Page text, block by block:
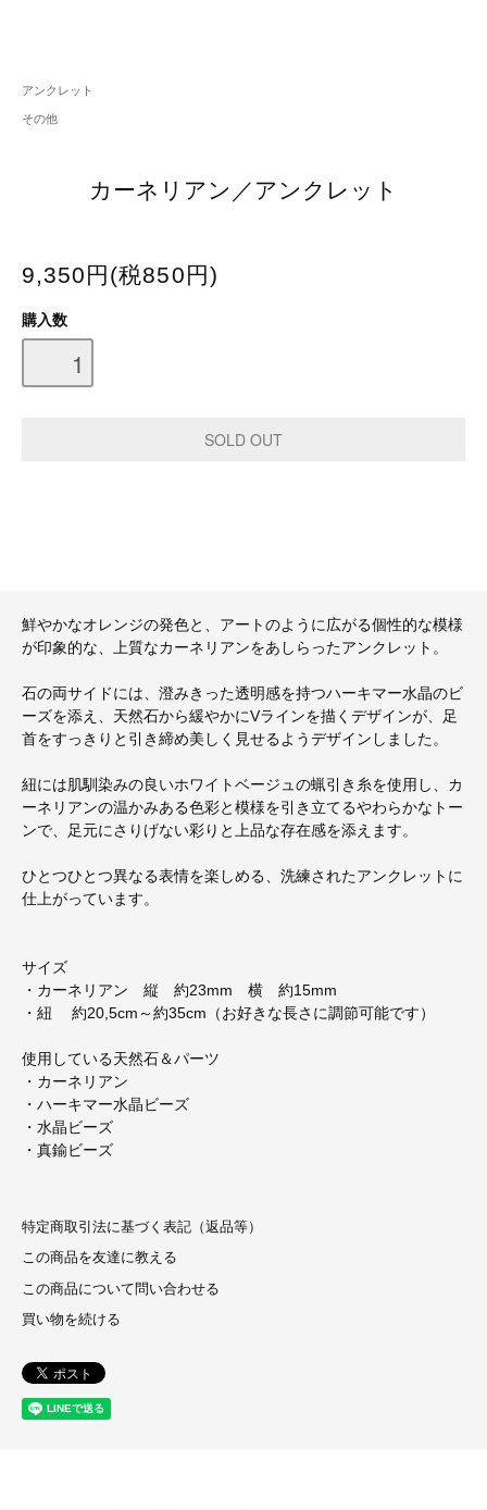
アンクレット
その他
カーネリアン／アンクレット
9,350円(税850円)
購入数
鮮やかなオレンジの発色と、アートのように広がる個性的な模様
が印象的な、上質なカーネリアンをあしらったアンクレット。
石の両サイドには、澄みきった透明感を持つハーキマー水晶のビ
ーズを添え、天然石から緩やかにVラインを描くデザインが、足
首をすっきりと引き締め美しく見せるようデザインしました。
紐には肌馴染みの良いホワイトベージュの蝋引き糸を使用し、カ
ーネリアンの温かみある色彩と模様を引き立てるやわらかなトー
ンで、足元にさりげない彩りと上品な存在感を添えます。
ひとつひとつ異なる表情を楽しめる、洗練されたアンクレットに
仕上がっています。
サイズ
・カーネリアン 縦 約23mm 横 約15mm
・紐 約20,5cm～約35cm（お好きな長さに調節可能です）
使用している天然石＆パーツ
・カーネリアン
・ハーキマー水晶ビーズ
・水晶ビーズ
・真鍮ビーズ
特定商取引法に基づく表記（返品等）
この商品を友達に教える
この商品について問い合わせる
買い物を続ける